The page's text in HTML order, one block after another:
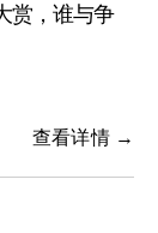
赏，谁与争
查看详情 →